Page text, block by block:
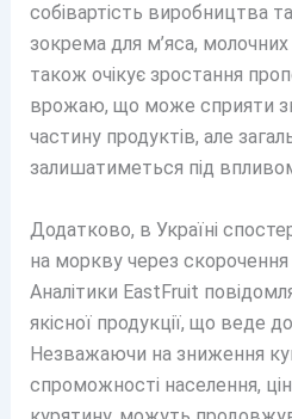
собівартість виробництва
зокрема для м’яса, молочних
також очікує зростання
врожаю, що може сприяти
частину продуктів, але
залишатиметься під
Додатково, в Україні
на моркву через скорочення
Аналітики EastFruit
якісної продукції, що веде
Незважаючи на зниження
спроможності населення,